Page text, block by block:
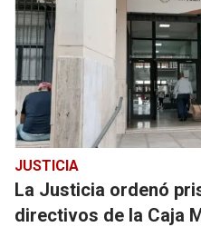
JUSTICIA
La Justicia ordenó
directivos de la Caja